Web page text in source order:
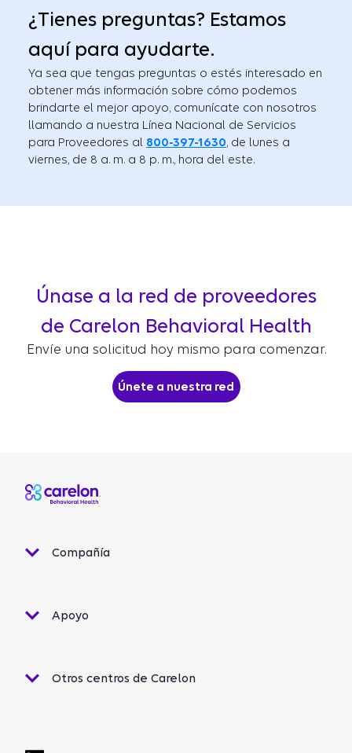
¿Tienes preguntas? Estamos
aquí para ayudarte.
Ya sea que tengas preguntas o estés interesado en
obtener más información sobre cómo podemos
brindarte el mejor apoyo, comunícate con nosotros
llamando a nuestra Línea Nacional de Servicios
para Proveedores al 800-397-1630, de lunes a
viernes, de 8 a. m. a 8 p. m., hora del este.
Únase a la red de proveedores
de Carelon Behavioral Health
Envíe una solicitud hoy mismo para comenzar.
Únete a nuestra red
Compañía
Apoyo
Otros centros de Carelon